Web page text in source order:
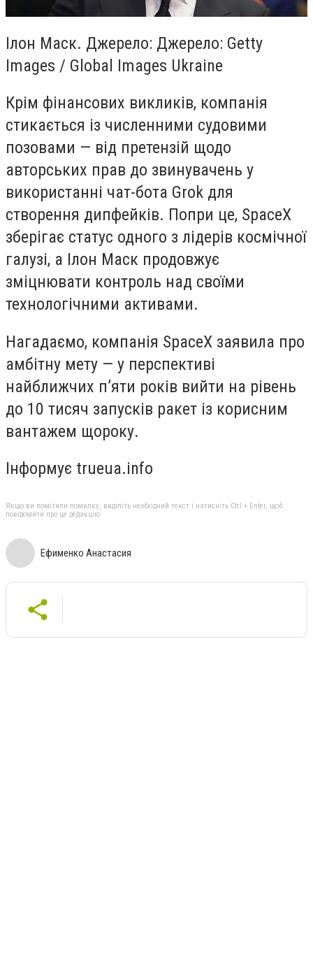
Ілон Маск. Джерело: Джерело: Getty
Images / Global Images Ukraine
Крім фінансових викликів, компанія
стикається із численними судовими
позовами — від претензій щодо
авторських прав до звинувачень у
використанні чат-бота Grok для
створення дипфейків. Попри це, SpaceX
зберігає статус одного з лідерів космічної
галузі, а Ілон Маск продовжує
зміцнювати контроль над своїми
технологічними активами.
Нагадаємо, компанія SpaceX заявила про
амбітну мету — у перспективі
найближчих п’яти років вийти на рівень
до 10 тисяч запусків ракет із корисним
вантажем щороку.
Інформує trueua.info
Якщо ви помітили помилку, виділіть необхідний текст і натисніть Ctrl + Enter, щоб
повідомити про це редакцію
Ефименко Анастасия